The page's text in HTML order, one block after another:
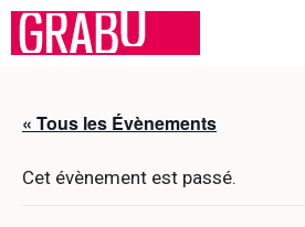
Aller
« Tous les Évènements
Cet évènement est passé.